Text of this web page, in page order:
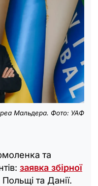
Мальдера. Фото: УАФ
та
заявка збірної
та Данії.